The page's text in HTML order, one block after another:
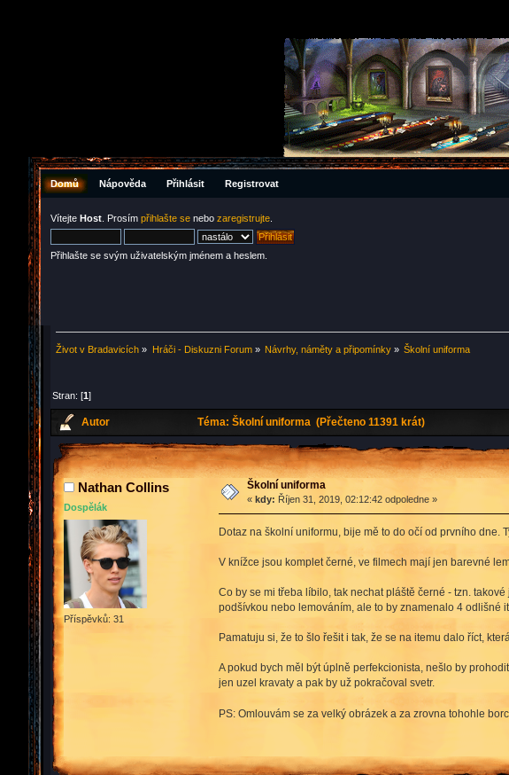
Domů Nápověda Přihlásit Registrovat
Vítejte Host . Prosím přihlašte se nebo zaregistrujte
Přihlašte se svým uživatelským jménem a heslem.
Život v Bradavicích » Hráči - Diskuzni Forum» Návrhy, náměty a připomínky» Školní uniforma
Stran: [1]
Autor Téma: Školní uniforma (Přečteno 11391 krát)
Nathan Collins
Dospělák
Příspěvků: 31
Školní uniforma
« kdy: Říjen 31, 2019, 02:12:42 odpoledne »
Dotaz na školní uniformu, bije mě to do očí od prvního
V knížce jsou komplet černé, ve filmech mají jen barevné
Co by se mi třeba líbilo, tak nechat pláště černé - tzn.
podšívkou nebo lemováním, ale to by znamenalo 4 odlišné
Pamatuju si, že to šlo řešit i tak, že se na itemu dalo říct,
A pokud bych měl být úplně perfekcionista, nešlo by
jen uzel kravaty a pak by už pokračoval svetr.
PS: Omlouvám se za velký obrázek a za zrovna tohohle